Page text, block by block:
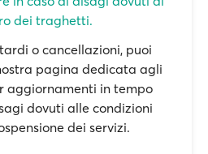
dei traghetti.
o cancellazioni, puoi
pagina dedicata agli
aggiornamenti in tempo
dovuti alle condizioni
dei servizi.